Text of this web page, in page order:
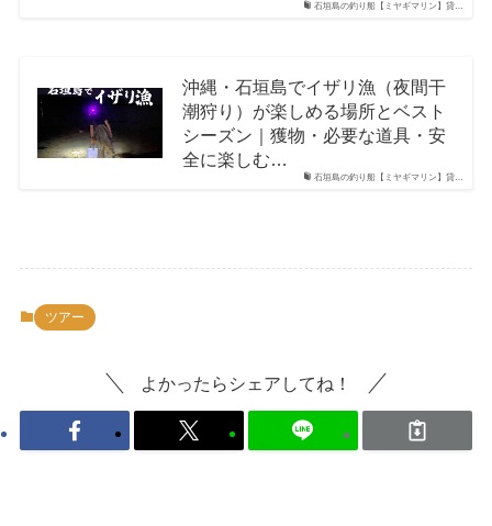
石垣島の釣り船【ミヤギマリン】貸…
石垣島の釣り船【ミヤギマリン】貸…
沖縄・石垣島でイザリ漁（夜間干
潮狩り）が楽しめる場所とベスト
シーズン｜獲物・必要な道具・安
全に楽しむ…
ツアー
よかったらシェアしてね！